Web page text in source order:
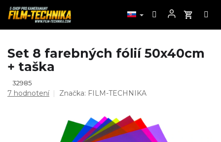
na
obsah
Set 8 farebných fólií 50x40cm
+ taška
32985
Priemerné
7 hodnotení Značka: FILM-TECHNIKA